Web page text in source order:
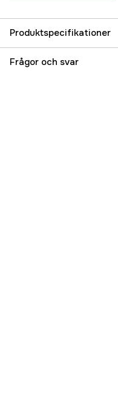
Produktspecifikationer
Drifttyp
Frågor och svar